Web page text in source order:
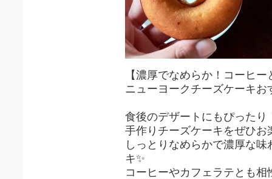
【濃厚でなめらか！コーヒー
ニューヨークチーズケーキお
食後のデザートにもぴったり
手作りチーズケーキをぜひお
しっとりなめらかで濃厚な
キ✨
コーヒーやカフェラテとも相